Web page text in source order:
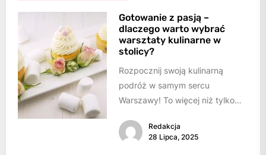
Gotowanie z pasją –
dlaczego warto wybrać
warsztaty kulinarne w
stolicy?
Rozpocznij swoją kulinarną
podróż w samym sercu
Warszawy! To więcej niż tylko
okazja do pogłębienia swojej...
Redakcja
28 Lipca, 2025